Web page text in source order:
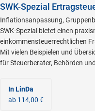
SWK-Spezial
Inflationsanpassung,
SWK-Spezial bietet einen
einkommensteuerrechtlichen
Mit vielen Beispielen und
für Steuerberater, Behörden
In LinDa
ab 114,00 €